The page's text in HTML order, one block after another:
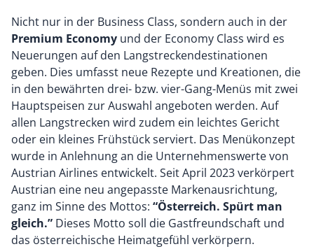
Nicht nur in der Business Class, sondern auch in der
Premium Economy und der Economy Class wird es
Neuerungen auf den Langstreckendestinationen
geben. Dies umfasst neue Rezepte und Kreationen, die
in den bewährten drei- bzw. vier-Gang-Menüs mit zwei
Hauptspeisen zur Auswahl angeboten werden. Auf
allen Langstrecken wird zudem ein leichtes Gericht
oder ein kleines Frühstück serviert. Das Menükonzept
wurde in Anlehnung an die Unternehmenswerte von
Austrian Airlines entwickelt. Seit April 2023 verkörpert
Austrian eine neu angepasste Markenausrichtung,
ganz im Sinne des Mottos: “Österreich. Spürt man
gleich.” Dieses Motto soll die Gastfreundschaft und
das österreichische Heimatgefühl verkörpern.